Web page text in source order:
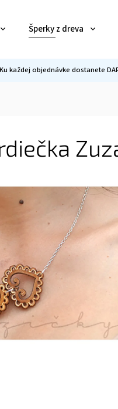
Šperky z dreva
Ku každej objednávke dostanete